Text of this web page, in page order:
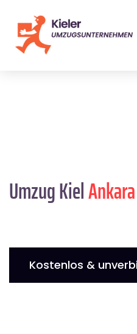
Umzug KielAnkara
Kostenlos &